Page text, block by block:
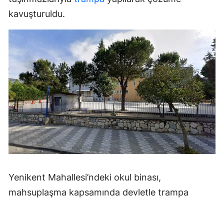
kavuşturuldu.
Yenikent Mahallesi’ndeki okul binası,
mahsuplaşma kapsamında devletle trampa